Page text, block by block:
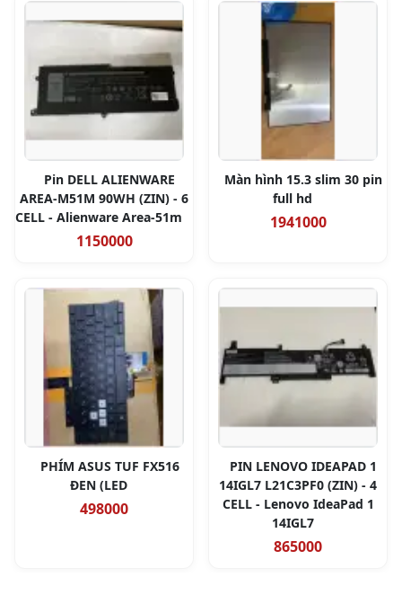
Pin DELL ALIENWARE
AREA-M51M 90WH (ZIN) - 6
CELL - Alienware Area-51m
1150000
Màn hình 15.3 slim 30 pin
full hd
1941000
PHÍM ASUS TUF FX516
ĐEN (LED
498000
PIN LENOVO IDEAPAD 1
14IGL7 L21C3PF0 (ZIN) - 4
CELL - Lenovo IdeaPad 1
14IGL7
865000